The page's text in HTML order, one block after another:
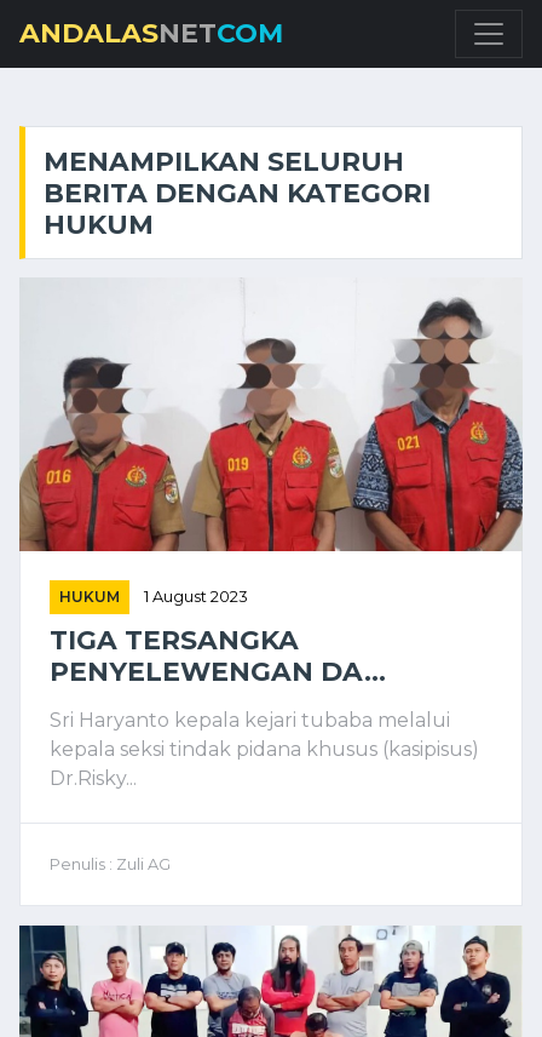
ANDALASNETCOM
MENAMPILKAN SELURUH
BERITA DENGAN KATEGORI
HUKUM
HUKUM 1 August 2023
TIGA TERSANGKA
PENYELEWENGAN DA...
Sri Haryanto kepala kejari tubaba melalui
kepala seksi tindak pidana khusus (kasipisus)
Dr.Risky...
Penulis : Zuli AG